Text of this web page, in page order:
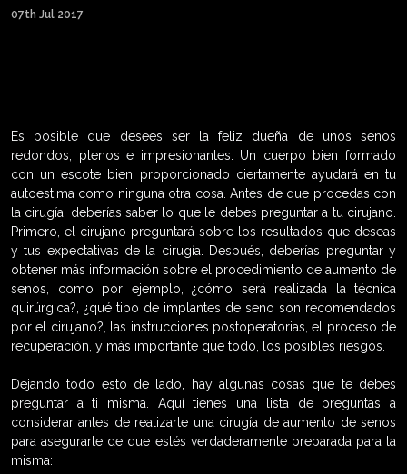
07th Jul 2017
Es posible que desees ser la feliz dueña de unos senos
redondos, plenos e impresionantes. Un cuerpo bien formado
con un escote bien proporcionado ciertamente ayudará en tu
autoestima como ninguna otra cosa. Antes de que procedas con
la cirugía, deberías saber lo que le debes preguntar a tu cirujano.
Primero, el cirujano preguntará sobre los resultados que deseas
y tus expectativas de la cirugía. Después, deberías preguntar y
obtener más información sobre el procedimiento de aumento de
senos, como por ejemplo, ¿cómo será realizada la técnica
quirúrgica?, ¿qué tipo de implantes de seno son recomendados
por el cirujano?, las instrucciones postoperatorias, el proceso de
recuperación, y más importante que todo, los posibles riesgos.
Dejando todo esto de lado, hay algunas cosas que te debes
preguntar a ti misma. Aquí tienes una lista de preguntas a
considerar antes de realizarte una cirugía de aumento de senos
para asegurarte de que estés verdaderamente preparada para la
misma: